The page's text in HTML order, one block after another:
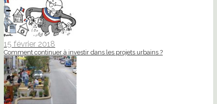
15 février 2018
Comment continuer à investir dans les projets urbains ?